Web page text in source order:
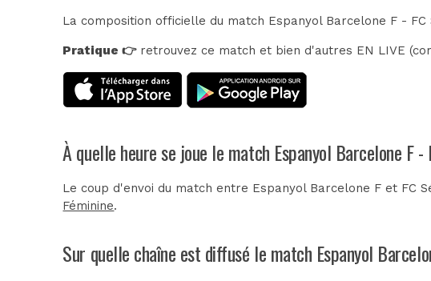
La composition officielle du match Espanyol Barcelone F -
Pratique 👉retrouvez ce match et bien d'autres EN LIVE
À quelle heure se joue le match Espanyol Barcelone F -
Le coup d'envoi du match entre Espanyol Barcelone F et FC
Féminine.
Sur quelle chaîne est diffusé le match Espanyol